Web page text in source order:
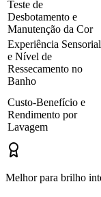
Teste de
Desbotamento e
Manutenção da Cor
Experiência Sensorial
e Nível de
Ressecamento no
Banho
Custo-Benefício e
Rendimento por
Lavagem
Melhor para brilho